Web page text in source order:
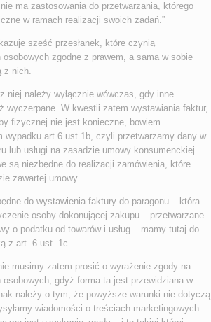
ma zastosowania do przetwarzania, którego
w ramach realizacji swoich zadań.”
sześć przesłanek, które czynią
osobowych zgodne z prawem, a sama w sobie
z nich.
niej należy wyłącznie wówczas, gdy inne
wyczerpane. W kwestii zatem wystawiania faktur,
fizycznej nie jest konieczne, bowiem
wypadku art 6 ust 1b, czyli przetwarzamy dany w
lub usługi na zasadzie umowy konsumenckiej.
są niezbędne do realizacji zamówienia, które
zawartej umowy.
do wystawienia faktury do paragonu – która
osoby dokonującej zakupu – przetwarzane
o podatku od towarów i usług – mamy tutaj do
z art. 6 ust. 1c.
musimy zatem prosić o wyrażenie zgody na
osobowych, gdyż forma ta jest przewidziana w
należy o tym, że powyższe warunki nie dotyczą
wiadomości o treściach marketingowych.